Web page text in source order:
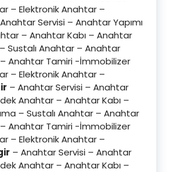
– Elektronik Anahtar –
Servisi – Anahtar Yapımı
– Anahtar Kabı – Anahtar
Sustalı Anahtar – Anahtar
Anahtar Tamiri -İmmobilizer
– Elektronik Anahtar –
– Anahtar Servisi – Anahtar
Anahtar – Anahtar Kabı –
– Sustalı Anahtar – Anahtar
Anahtar Tamiri -İmmobilizer
– Elektronik Anahtar –
– Anahtar Servisi – Anahtar
Anahtar – Anahtar Kabı –